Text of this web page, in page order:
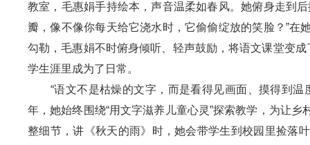
教室，毛惠娟手持绘本，声音温柔如春风。她俯身走到
瓣，像不像你每天给它浇水时，它偷偷绽放的笑脸？”
勾勒，毛惠娟不时俯身倾听、轻声鼓励，将语文课堂变
学生涯里成为了日常。
“语文不是枯燥的文字，而是看得见画面、摸得到温
年，她始终围绕“用文字滋养儿童心灵”探索教学，为让
整细节，讲《秋天的雨》时，她会带学生到校园里捡落